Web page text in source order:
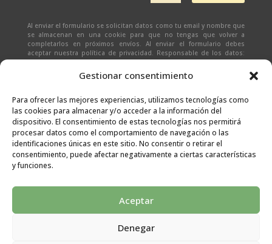
Gestionar consentimiento
Para ofrecer las mejores experiencias, utilizamos tecnologías como
las cookies para almacenar y/o acceder a la información del
dispositivo. El consentimiento de estas tecnologías nos permitirá
procesar datos como el comportamiento de navegación o las
identificaciones únicas en este sitio. No consentir o retirar el
consentimiento, puede afectar negativamente a ciertas características
y funciones.
Aceptar
Denegar
Al enviar el formulario se solicitan datos como tu email y nombre que
se almacenan en una cookie para que no tengas que volver a
completarlos en próximos envíos. Al enviar el formulario debes
aceptar nuestra política de privacidad. Responsable de los datos:
Ivan Zabalza | Finalidad: responder a solicitudes del formulario |
Legitimación: Tu consentimiento expreso | Destinatario:
(datos almacenados sólo en cliente email) | Derechos: Tienes
y olvido de tus datos.